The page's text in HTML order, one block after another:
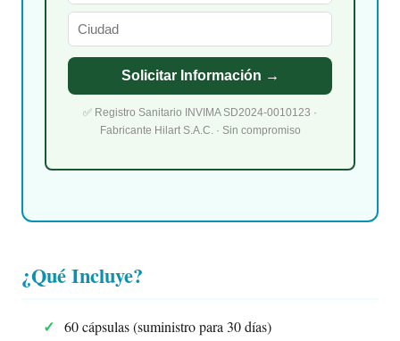
Solicitar Información →
✅ Registro Sanitario INVIMA SD2024-0010123 ·
Fabricante Hilart S.A.C. · Sin compromiso
¿Qué Incluye?
60 cápsulas (suministro para 30 días)